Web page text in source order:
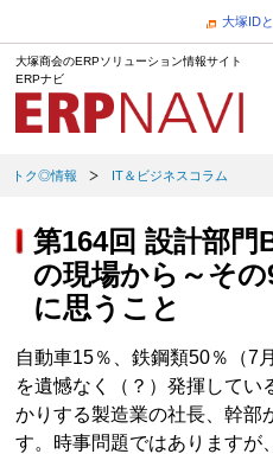
大塚ID
大塚商会のERPソリューション情報サイト
ERPナビ
トク◎情報 IT＆ビジネスコラム
第164回 設計部
の現場から～そ
に思うこと
自動車15％、鉄鋼類50％（7
を遺憾なく（？）発揮してい
かりする製造業の社長、幹部
す。時事問題ではありますが